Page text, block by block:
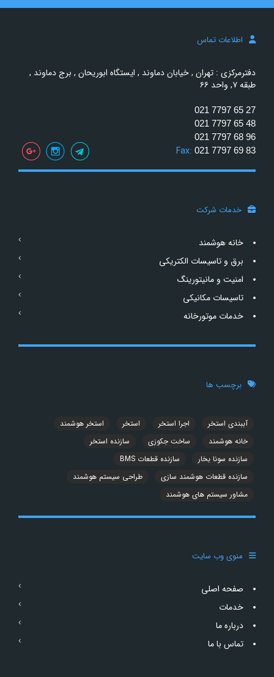
اطلاعات تماس
دفترمرکزی : تهران , خیابان دماوند , ایستگاه ابوریحان , برج دماوند ,
طبقه ۷, واحد ۶۶
021 7797 65 27
021 7797 65 48
021 7797 68 96
021 7797 69 83
Fax:
خدمات شرکت
خانه هوشمند
برق و تاسیسات الکتریکی
امنیت و مانیتورینگ
تاسیسات مکانیکی
خدمات موتورخانه
برچسب ها
آببندی استخر اجرا استخر استخر
استخر هوشمند
خانه هوشمند
ساخت جکوزی
سازنده استخر
سازنده سونا بخار
سازنده قطعات BMS
سازنده قطعات هوشمند سازی
طراحی سیستم هوشمند
مشاور سیستم های هوشمند
منوی وب سایت
صفحه اصلی
خدمات
درباره ما
تماس با ما